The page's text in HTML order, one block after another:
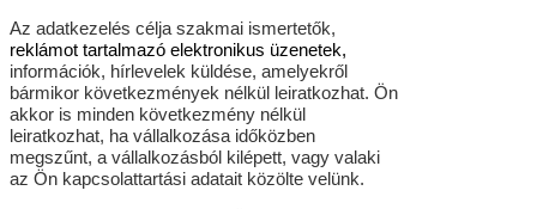
Az adatkezelés célja szakmai ismertetők,
reklámot tartalmazó elektronikus üzenetek,
információk, hírlevelek küldése, amelyekről
bármikor következmények nélkül leiratkozhat. Ön
akkor is minden következmény nélkül
leiratkozhat, ha vállalkozása időközben
megszűnt, a vállalkozásból kilépett, vagy valaki
az Ön kapcsolattartási adatait közölte velünk.